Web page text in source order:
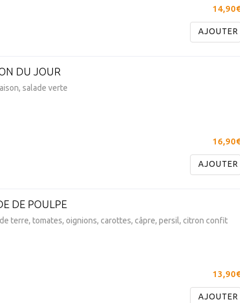
AJOUTER
DU JOUR
salade verte
AJOUTER
DE POULPE
terre, tomates, oignions, carottes, câpre, persil, citron confit
AJOUTER